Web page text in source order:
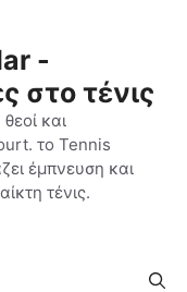
-
στο τένις
και
το Tennis
έμπνευση και
τένις.